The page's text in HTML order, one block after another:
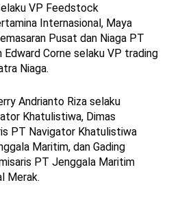
VP Feedstock
Internasional, Maya
Pusat dan Niaga PT
Edward Corne selaku VP trading
Niaga.
Andrianto Riza selaku
Khatulistiwa, Dimas
PT Navigator Khatulistiwa
Maritim, dan Gading
PT Jenggala Maritim
Merak.